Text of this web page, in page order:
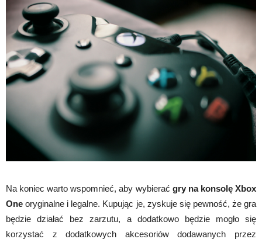
Na koniec warto wspomnieć, aby wybierać gry na konsolę Xbox
One oryginalne i legalne. Kupując je, zyskuje się pewność, że gra
będzie działać bez zarzutu, a dodatkowo będzie mogło się
korzystać z dodatkowych akcesoriów dodawanych przez